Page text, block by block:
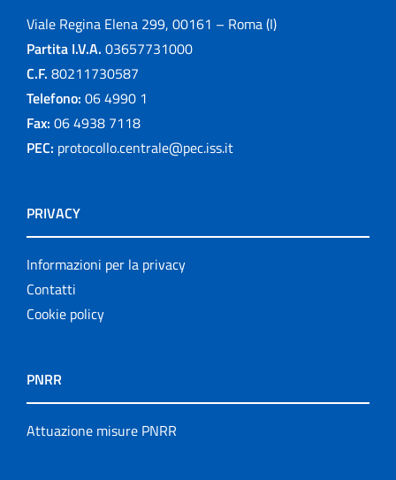
Viale Regina Elena 299, 00161 – Roma (I)
Partita I.V.A. 03657731000
C.F. 80211730587
Telefono: 06 4990 1
Fax: 06 4938 7118
PEC: protocollo.centrale@pec.iss.it
PRIVACY
Informazioni per la privacy
Contatti
Cookie policy
PNRR
Attuazione misure PNRR